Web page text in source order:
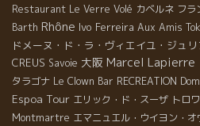
Restaurant Le Verre Volé カベルネ フラ
Barth Rhône Ivo Ferreira Aux Amis
ドメーヌ・ド・ラ・ヴィエイユ・ジュリ
CREUS Savoie 大阪 Marcel Lapierre
タラゴナ Le Clown Bar RECREATION
Espoa Tour エリック・ド・スーザ トロ
Montmartre エマニュエル・ウイヨン・オ